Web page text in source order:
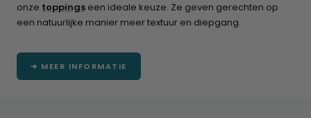
onze toppings een ideale keuze. Ze geven gerechten op
een natuurlijke manier meer textuur en diepgang.
➔ MEER INFORMATIE